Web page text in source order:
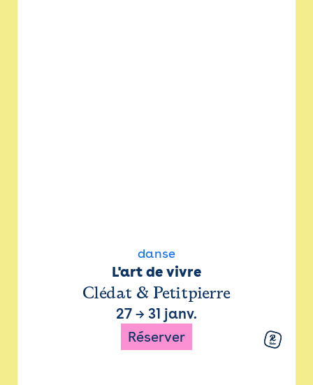
danse
L'art de vivre
Clédat & Petitpierre
27 → 31 janv.
Réserver